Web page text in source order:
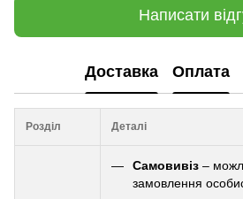
Написати
Доставка Оплата
Розділ Деталі
Самовивіз –
замовлення